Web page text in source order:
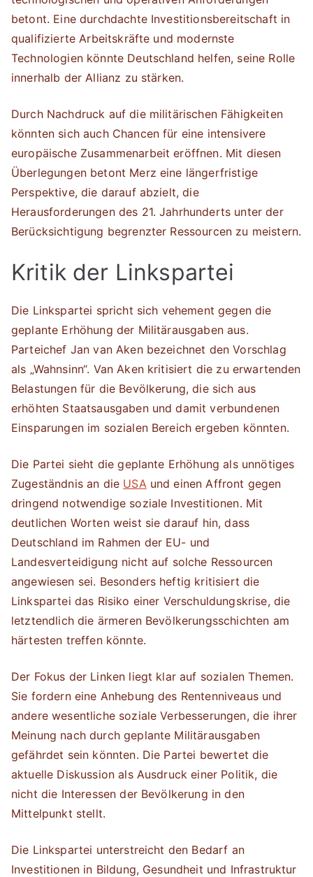
betont. Eine durchdachte Investitionsbereitschaft in
qualifizierte Arbeitskräfte und modernste
Technologien könnte Deutschland helfen, seine Rolle
innerhalb der Allianz zu stärken.
Durch Nachdruck auf die militärischen Fähigkeiten
könnten sich auch Chancen für eine intensivere
europäische Zusammenarbeit eröffnen. Mit diesen
Überlegungen betont Merz eine längerfristige
Perspektive, die darauf abzielt, die
Herausforderungen des 21. Jahrhunderts unter der
Berücksichtigung begrenzter Ressourcen zu meistern.
Kritik der Linkspartei
Die Linkspartei spricht sich vehement gegen die
geplante Erhöhung der Militärausgaben aus.
Parteichef Jan van Aken bezeichnet den Vorschlag
als „Wahnsinn“. Van Aken kritisiert die zu erwartenden
Belastungen für die Bevölkerung, die sich aus
erhöhten Staatsausgaben und damit verbundenen
Einsparungen im sozialen Bereich ergeben könnten.
Die Partei sieht die geplante Erhöhung als unnötiges
Zugeständnis an die USAund einen Affront gegen
dringend notwendige soziale Investitionen. Mit
deutlichen Worten weist sie darauf hin, dass
Deutschland im Rahmen der EU- und
Landesverteidigung nicht auf solche Ressourcen
angewiesen sei. Besonders heftig kritisiert die
Linkspartei das Risiko einer Verschuldungskrise, die
letztendlich die ärmeren Bevölkerungsschichten am
härtesten treffen könnte.
Der Fokus der Linken liegt klar auf sozialen Themen.
Sie fordern eine Anhebung des Rentenniveaus und
andere wesentliche soziale Verbesserungen, die ihrer
Meinung nach durch geplante Militärausgaben
gefährdet sein könnten. Die Partei bewertet die
aktuelle Diskussion als Ausdruck einer Politik, die
nicht die Interessen der Bevölkerung in den
Mittelpunkt stellt.
Die Linkspartei unterstreicht den Bedarf an
Investitionen in Bildung, Gesundheit und Infrastruktur